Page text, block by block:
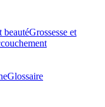
beautéGrossesse et
Glossaire